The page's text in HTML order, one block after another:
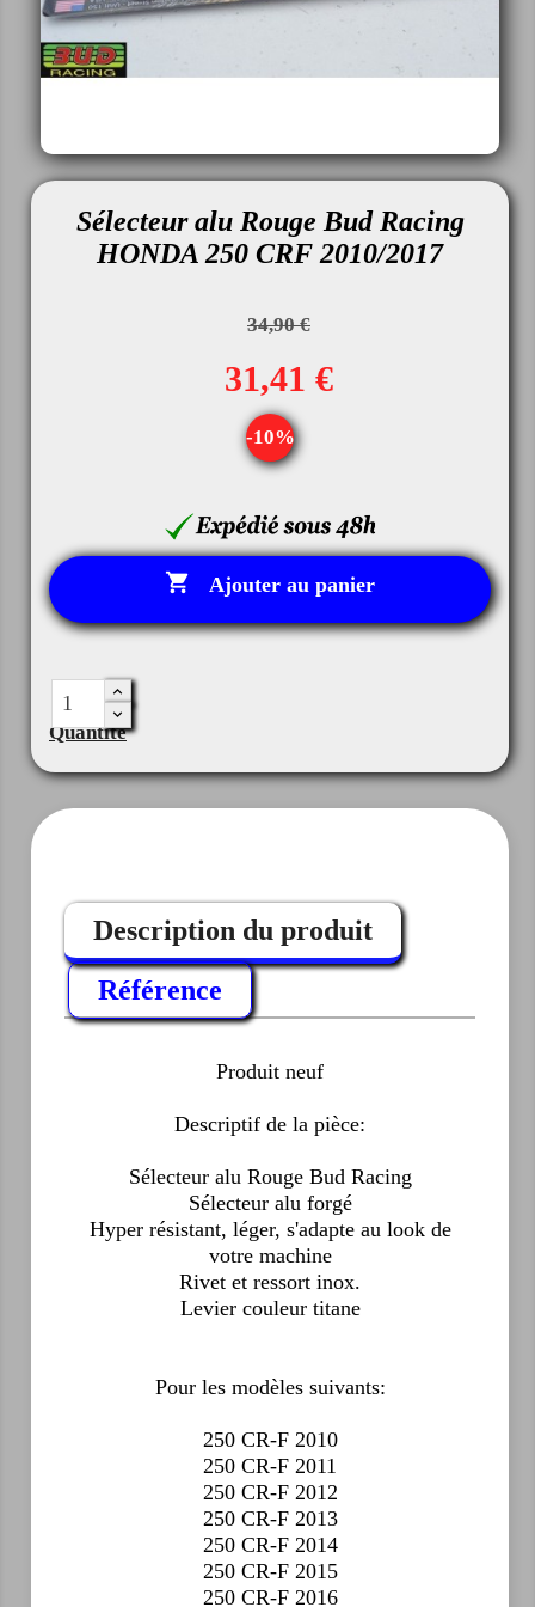
Sélecteur alu Rouge Bud Racing
HONDA 250 CRF 2010/2017
34,90 €
31,41 €
-10%
 Ajouter au panier
Quantité
Description du produit
Référence
Produit neuf
Descriptif de la pièce:
Sélecteur alu Rouge Bud Racing
Sélecteur alu forgé
Hyper résistant, léger, s'adapte au look de
votre machine
Rivet et ressort inox.
Levier couleur titane
Pour les modèles suivants:
250 CR-F 2010
250 CR-F 2011
250 CR-F 2012
250 CR-F 2013
250 CR-F 2014
250 CR-F 2015
250 CR-F 2016